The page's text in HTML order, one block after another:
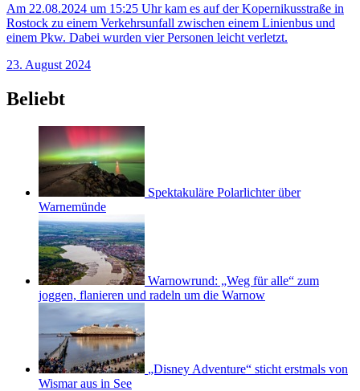
Am 22.08.2024 um 15:25 Uhr kam es auf der Kopernikusstraße in
Rostock zu einem Verkehrsunfall zwischen einem Linienbus und
einem Pkw. Dabei wurden vier Personen leicht verletzt.
23. August 2024
Beliebt
Spektakuläre Polarlichter über
Warnemünde
Warnowrund: „Weg für alle“ zum
joggen, flanieren und radeln um die Warnow
„Disney Adventure“ sticht erstmals von
Wismar aus in See